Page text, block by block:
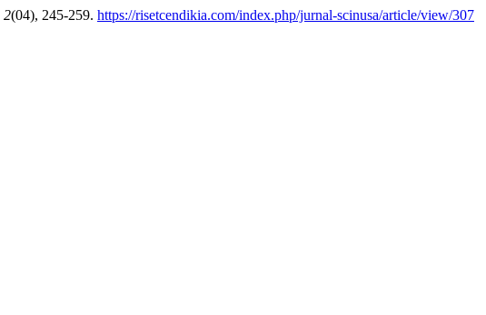
2(04), 245-259. https://risetcendikia.com/index.php/jurnal-scinusa/article/view/307